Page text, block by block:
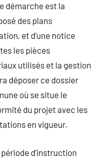
démarche est la
des plans
et d’une notice
les pièces
utilisés et la gestion
déposer ce dossier
où se situe le
du projet avec les
en vigueur.
d’instruction